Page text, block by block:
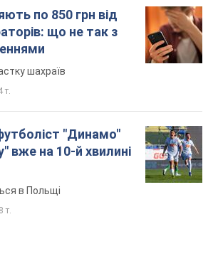
по 850 грн від
що не так з
шахраїв
т.
"Динамо"
вже на 10-й хвилині
в Польщі
т.